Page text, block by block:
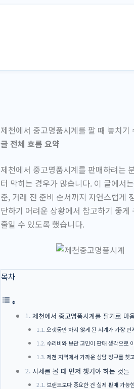
제천에서 중고명품시계를 팔 때 놓치기
글 전체 흐름 요약
제천에서 중고명품시계를 판매하려는
터 막히는 경우가 많습니다. 이 글에서
준, 거래 전 준비 순서까지 자연스럽게
단하기 어려운 상황에서 참고하기 좋
줄일 수 있도록 했습니다.
목차
제천에서 중고명품시계를 팔기로 마
오랫동안 차지 않게 된 시계가 가장 먼
수리비와 보관 고민이 판매 생각으로
제천 지역에서 가까운 상담 창구를 찾
시세를 볼 때 먼저 챙겨야 하는 것들
브랜드보다 중요한 건 실제 판매 가능